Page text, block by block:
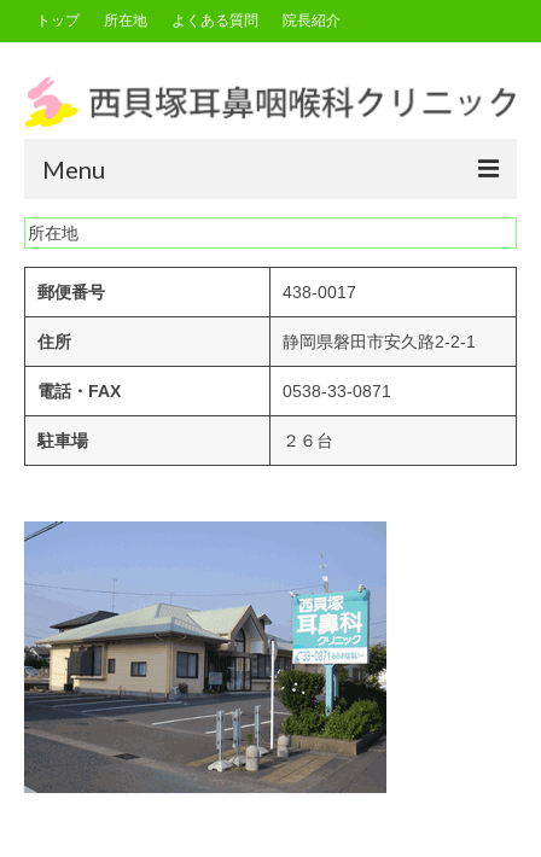
トップ 所在地 よくある質問 院長紹介
Menu
トップ
所在地
よくある質問
院長紹介
所在地
郵便番号 438-0017
住所 静岡県磐田市安久路2-2-1
電話・FAX 0538-33-0871
駐車場 ２６台